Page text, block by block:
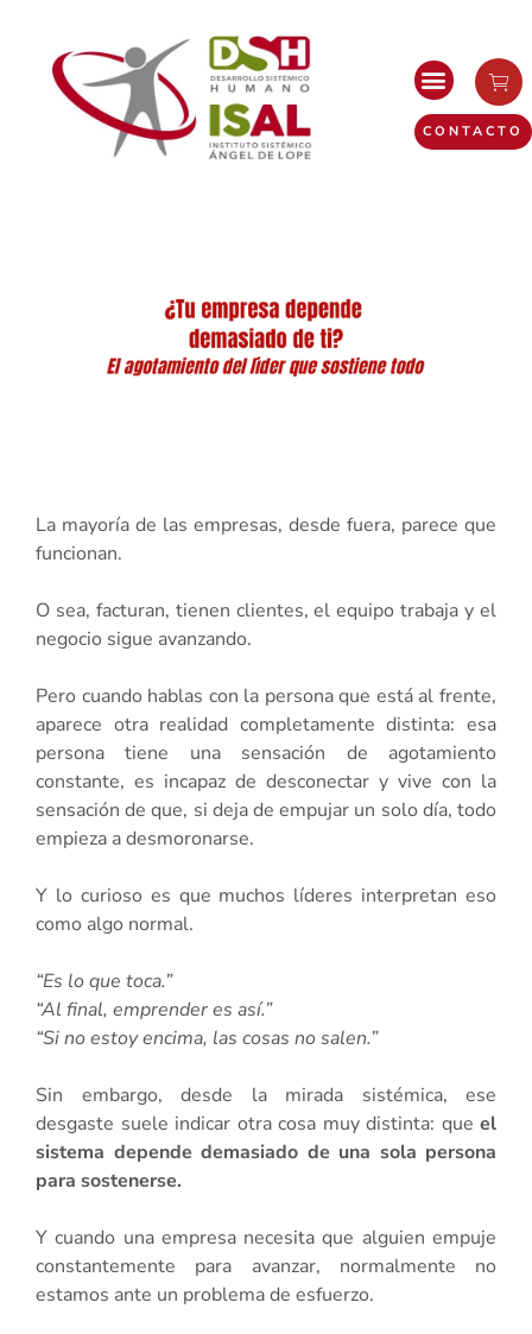
CONTACTO
La mayoría de las empresas, desde fuera, parece que
funcionan.
O sea, facturan, tienen clientes, el equipo trabaja y el
negocio sigue avanzando.
Pero cuando hablas con la persona que está al frente,
aparece otra realidad completamente distinta: esa
persona tiene una sensación de agotamiento
constante, es incapaz de desconectar y vive con la
sensación de que, si deja de empujar un solo día, todo
empieza a desmoronarse.
Y lo curioso es que muchos líderes interpretan eso
como algo normal.
“Es lo que toca.”
“Al final, emprender es así.”
“Si no estoy encima, las cosas no salen.”
Sin embargo, desde la mirada sistémica, ese
desgaste suele indicar otra cosa muy distinta: que el
sistema depende demasiado de una sola persona
para sostenerse.
Y cuando una empresa necesita que alguien empuje
constantemente para avanzar, normalmente no
estamos ante un problema de esfuerzo.